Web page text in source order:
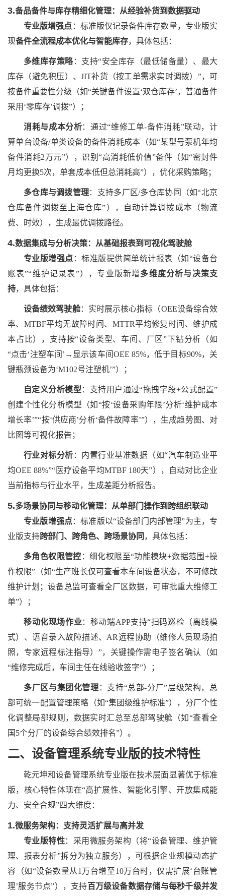
3.备品备件与库存精细化管理：从经验补货到数据驱动
专业版增强点 ：标准版仅记录备件库存数量，专业版实
现备件全流程成本优化与智能库存，具体包括：
多维库存策略：支持“安全库存（最低储备量）、最大
库存（避免积压）、JIT补货（按工单需求实时调拨）”，可
按备件重要性分级（如“关键备件设置‘双仓库存’，普通备件
采用‘零库存’调拨”）；
消耗与成本分析：通过“维修工单-备件消耗”联动，计
算单台设备/单类设备的备件消耗成本（如“某型号泵机年均
备件消耗2万元”），识别“高消耗低价值”备件（如“密封件
月均更换5次，单套成本低但总消耗高”），优化采购策略；
多仓库与调拨管理：支持多厂区/多仓库协同（如“北京
仓库备件调拨至上海仓库”），自动计算调拨成本（物流
费、时效），生成最优调拨路径。
4.数据集成与分析决策：从基础报表到可视化驾驶舱
专业版增强点 ：标准版提供简单统计报表（如“设备台
账表”“维护记录表”），专业版新增多维度分析与决策支
持，具体包括：
设备绩效驾驶舱：实时展示核心指标（OEE设备综合效
率、MTBF平均无故障时间、MTTR平均修复时间、维护成
本占比），支持按“设备类型、车间、厂区”下钻分析（如
“点击‘注塑车间’→显示该车间OEE 85%，低于目标90%，关
键瓶颈设备为‘M102号注塑机’”）；
自定义分析模型 ：支持用户通过“拖拽字段+公式配置”
创建个性化分析模型（如“按‘设备采购年限’分析‘维护成本
增长率’”“按‘供应商’分析‘备件故障率’”），生成趋势图、对
比图等可视化报告；
行业对标分析 ：内置行业基准数据（如“汽车制造业平
均OEE 88%”“医疗设备平均MTBF 180天”），自动对比企业
当前指标与行业水平，生成差距分析报告。
5.多场景协同与移动化管理：从单部门操作到跨组织联动
专业版增强点：标准版以“设备部门内部管理”为主，专
业版支持跨部门、跨角色、跨场景协同 ，具体包括：
多角色权限管控 ：细化权限至“功能模块+数据范围+操
作权限”（如“生产班长仅可查看本车间设备状态，不可修改
维护计划；设备总监可查看全厂区数据，可审批重大维修工
单”）；
移动化现场作业：移动端APP支持“扫码巡检（离线模
式）、语音录入故障描述、AR远程协助（维修人员现场拍
照，专家远程标注指导）”，关键操作需电子签名确认（如
“维修完成后，车间主任在线验收签字”）；
多厂区与集团化管理 ：支持“总部-分厂”层级架构，总
部可统一配置管理策略（如“集团级维护标准”），分厂个性
化调整局部规则，数据实时汇总至总部驾驶舱（如“查看全
国5个分厂的设备综合绩效排名”）。
二、设备管理系统专业版的技术特性
乾元坤和设备管理系统专业版在技术层面显著优于标准
版，核心特性体现在“高扩展性、智能化引擎、开放集成能
力、安全合规”四大维度：
1.微服务架构：支持灵活扩展与高并发
专业版特性：采用微服务架构（将“设备管理、维护管
理、报表分析”拆分为独立服务），可根据企业规模动态扩
容（如“设备数量从1万台增至10万台时，仅需扩展‘台账管
理’服务节点”），支持百万级设备数据存储与每秒千级并发